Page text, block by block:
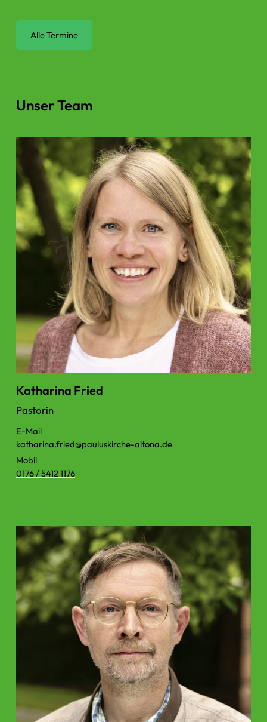
Alle Termine
Unser Team
Katharina Fried
Pastorin
E-Mail
katharina.​fried@​pauluskirche-altona.​de
Mobil
0176 / 5412 1176